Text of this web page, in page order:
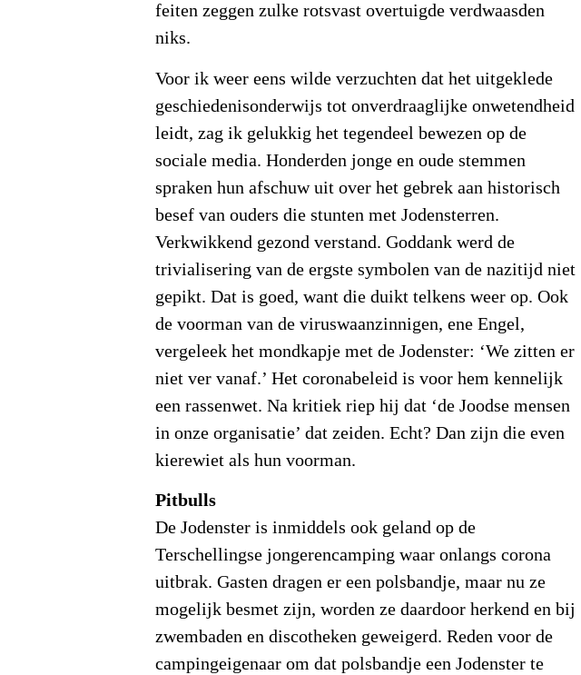
feiten zeggen zulke rotsvast overtuigde verdwaasden
niks.
Voor ik weer eens wilde verzuchten dat het uitgeklede
geschiedenisonderwijs tot onverdraaglijke onwetendheid
leidt, zag ik gelukkig het tegendeel bewezen op de
sociale media. Honderden jonge en oude stemmen
spraken hun afschuw uit over het gebrek aan historisch
besef van ouders die stunten met Jodensterren.
Verkwikkend gezond verstand. Goddank werd de
trivialisering van de ergste symbolen van de nazitijd niet
gepikt. Dat is goed, want die duikt telkens weer op. Ook
de voorman van de viruswaanzinnigen, ene Engel,
vergeleek het mondkapje met de Jodenster: ‘We zitten er
niet ver vanaf.’ Het coronabeleid is voor hem kennelijk
een rassenwet. Na kritiek riep hij dat ‘de Joodse mensen
in onze organisatie’ dat zeiden. Echt? Dan zijn die even
kierewiet als hun voorman.
Pitbulls
De Jodenster is inmiddels ook geland op de
Terschellingse jongerencamping waar onlangs corona
uitbrak. Gasten dragen er een polsbandje, maar nu ze
mogelijk besmet zijn, worden ze daardoor herkend en bij
zwembaden en discotheken geweigerd. Reden voor de
campingeigenaar om dat polsbandje een Jodenster te